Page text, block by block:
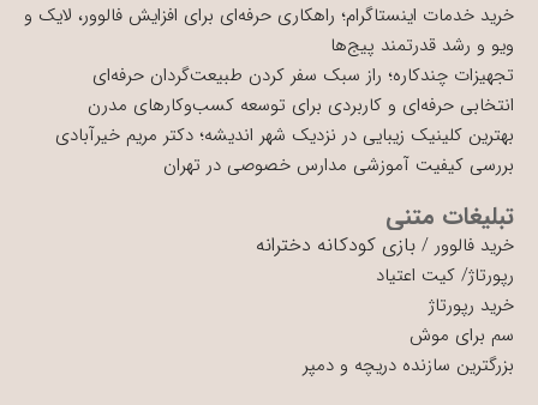
خرید خدمات اینستاگرام؛ راهکاری حرفه‌ای برای افزایش فالوور، لایک و
ویو و رشد قدرتمند پیج‌ها
تجهیزات چندکاره؛ راز سبک سفر کردن طبیعت‌گردان حرفه‌ای
انتخابی حرفه‌ای و کاربردی برای توسعه کسب‌وکارهای مدرن
بهترین کلینیک زیبایی در نزدیک شهر اندیشه؛ دکتر مریم خیرآبادی
بررسی کیفیت آموزشی مدارس خصوصی در تهران
تبلیغات متنی
خرید فالوور / بازی کودکانه دخترانه
رپورتاژ/ کیت اعتیاد
خرید رپورتاژ
سم برای موش
بزرگترین سازنده دریچه و دمپر